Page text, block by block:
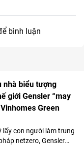
bình luận
nhà biểu tượng
giới Gensler “may
Green
lấy con người làm trung
netzero, Gensler